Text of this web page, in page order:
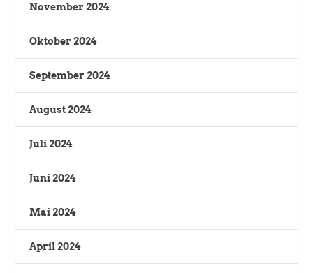
November 2024
Oktober 2024
September 2024
August 2024
Juli 2024
Juni 2024
Mai 2024
April 2024